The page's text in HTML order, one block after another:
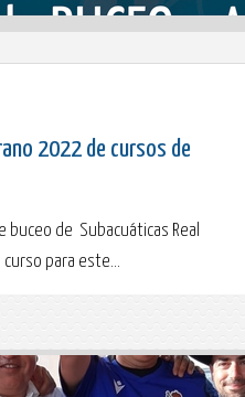
2022 de cursos de
buceo de Subacuáticas Real
para este...